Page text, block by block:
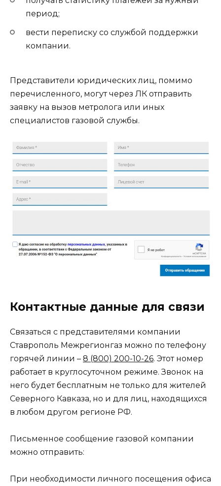
период;
вести переписку со службой поддержки
компании.
Представители юридических лиц, помимо
перечисленного, могут через ЛК отправить
заявку на вызов метролога или иных
специалистов газовой службы.
Контактные данные для связи
Связаться с представителями компании
Ставрополь Межрегионгаз можно по телефону
горячей линии – 8 (800) 200-10-26. Этот номер
работает в круглосуточном режиме. Звонок на
него будет бесплатным не только для жителей
Северного Кавказа, но и для лиц, находящихся
в любом другом регионе РФ.
Письменное сообщение газовой компании
можно отправить:
При необходимости личного посещения офиса